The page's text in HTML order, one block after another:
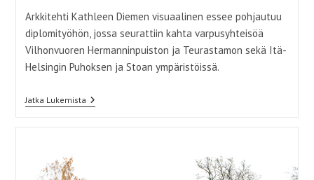
Arkkitehti Kathleen Diemen visuaalinen essee pohjautuu
diplomityöhön, jossa seurattiin kahta varpusyhteisöä
Vilhonvuoren Hermanninpuiston ja Teurastamon sekä Itä-
Helsingin Puhoksen ja Stoan ympäristöissä.
Jatka LukemistaPieniä
Elä(i)miä